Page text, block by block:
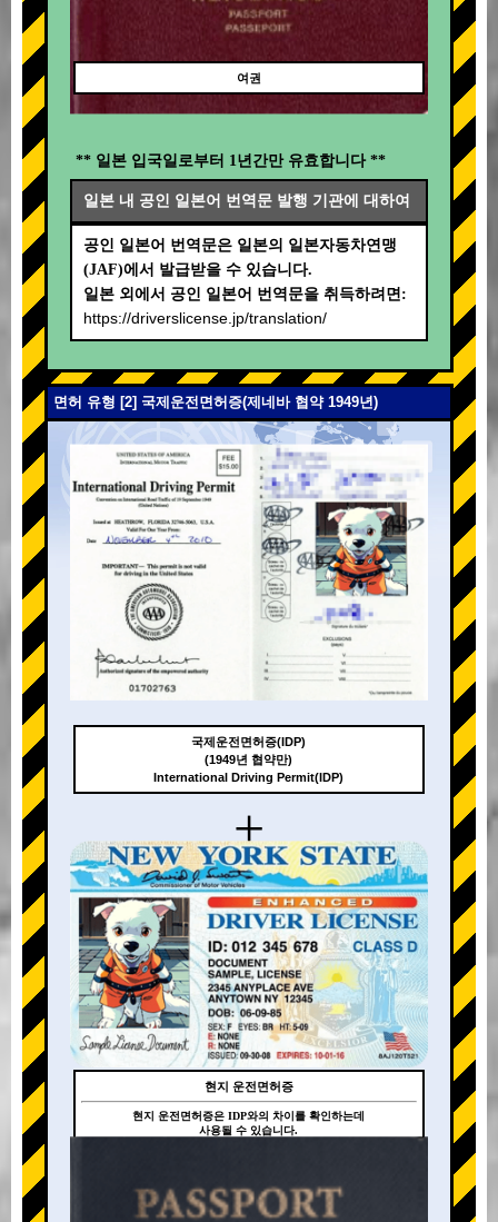
여권
** 일본 입국일로부터 1년간만 유효합니다 **
일본 내 공인 일본어 번역문 발행 기관에 대하여
공인 일본어 번역문은 일본의 일본자동차연맹
(JAF)에서 발급받을 수 있습니다.
일본 외에서 공인 일본어 번역문을 취득하려면:
https://driverslicense.jp/translation/
면허 유형 [2] 국제운전면허증(제네바 협약 1949년)
+
+
국제운전면허증(IDP)
(1949년 협약만)
International Driving Permit(IDP)
현지 운전면허증
현지 운전면허증은 IDP와의 차이를 확인하는데
사용될 수 있습니다.